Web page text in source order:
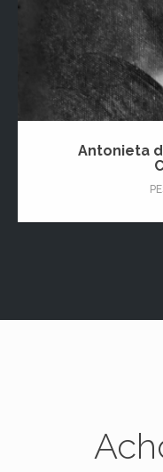
Antonieta